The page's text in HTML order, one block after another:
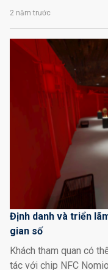
2 năm trước
Định danh và triển
gian số
Khách tham quan có
tác với chip NFC